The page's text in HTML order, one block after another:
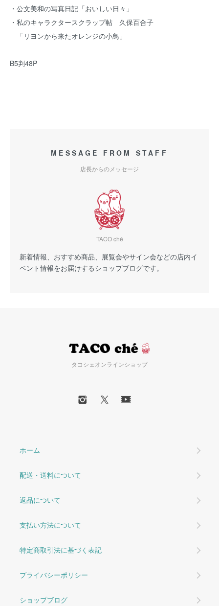
・公文美和の写真日記「おいしい日々」
・私のキャラクタースクラップ帖 久保百合子
「リヨンから来たオレンジの小鳥」
B5判48P
MESSAGE FROM STAFF
店長からのメッセージ
TACO ché
新着情報、おすすめ商品、展覧会やサイン会などの店内イ
ベント情報をお届けするショップブログです。
タコシェオンラインショップ
ホーム
配送・送料について
返品について
支払い方法について
特定商取引法に基づく表記
プライバシーポリシー
ショップブログ